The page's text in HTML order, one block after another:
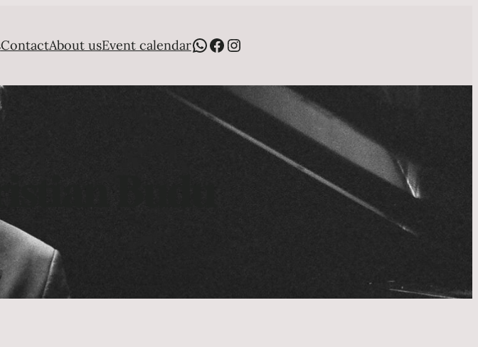
ContactAbout usEvent calendarWhatsApp
Facebook
Instagram
Budu